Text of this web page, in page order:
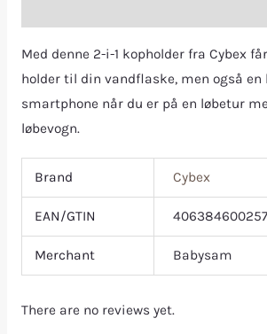
Med denne 2-i-1 kopholder fra Cybex
holder til din vandflaske, men også
smartphone når du er på en løbetur
løbevogn.
Brand Cybex
EAN/GTIN
Merchant Babysam
There are no reviews yet.